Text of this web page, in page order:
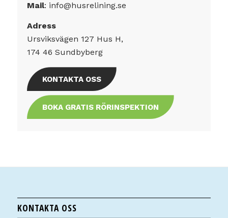
Mail: info@husrelining.se
Adress
Ursviksvägen 127 Hus H,
174 46 Sundbyberg
KONTAKTA OSS
BOKA GRATIS RÖRINSPEKTION
KONTAKTA OSS